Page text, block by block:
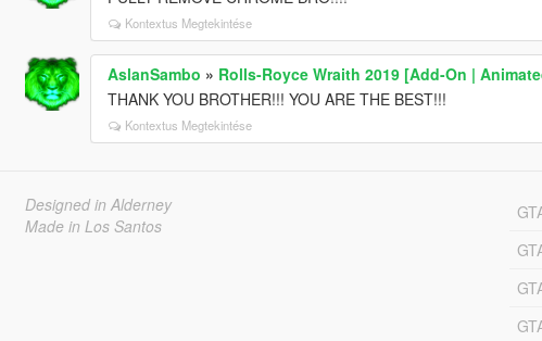
Kontextus Megtekintése
AslanSambo » Rolls-Royce Wraith 2019 [Add-On |
THANK YOU BROTHER!!! YOU ARE THE BEST!!!
Kontextus Megtekintése
Designed in Alderney
Made in Los Santos